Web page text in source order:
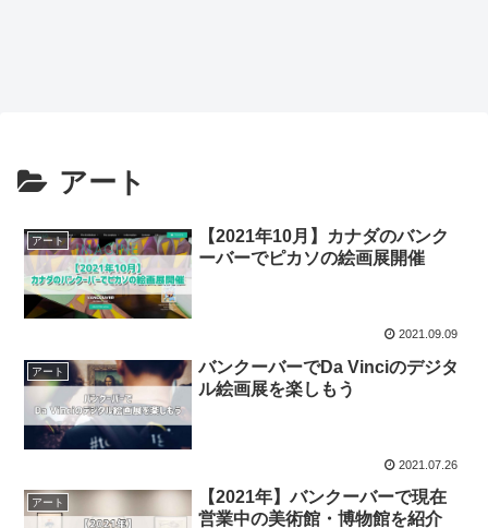
アート
アート
【2021年10月】カナダのバンク
ーバーでピカソの絵画展開催
2021.09.09
アート
バンクーバーでDa Vinciのデジタ
ル絵画展を楽しもう
2021.07.26
アート
【2021年】バンクーバーで現在
営業中の美術館・博物館を紹介